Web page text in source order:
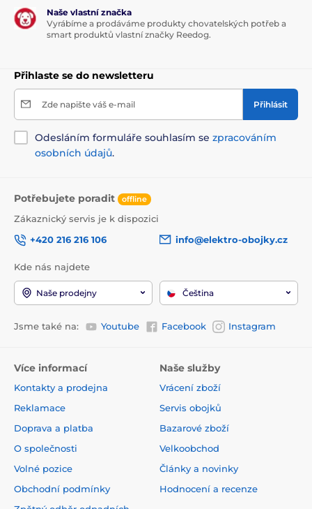
Naše vlastní značka
Vyrábíme a prodáváme produkty chovatelských potřeb a
smart produktů vlastní značky Reedog.
Přihlaste se do newsletteru
Zde napište váš e-mail Přihlásit
Odesláním formuláře souhlasím se zpracováním
osobních údajů.
Potřebujete poradit offline
Zákaznický servis je k dispozici
+420 216 216 106
info@elektro-obojky.cz
Kde nás najdete
Naše prodejny Čeština
Jsme také na: Youtube Facebook Instagram
Více informací
Kontakty a prodejna
Reklamace
Doprava a platba
O společnosti
Volné pozice
Obchodní podmínky
Naše služby
Vrácení zboží
Servis obojků
Bazarové zboží
Velkoobchod
Články a novinky
Hodnocení a recenze